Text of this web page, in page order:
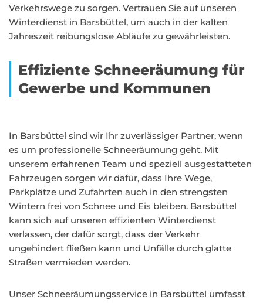
Verkehrswege zu sorgen. Vertrauen Sie auf unseren
Winterdienst in Barsbüttel, um auch in der kalten
Jahreszeit reibungslose Abläufe zu gewährleisten.
Effiziente Schneeräumung für
Gewerbe und Kommunen
In Barsbüttel sind wir Ihr zuverlässiger Partner, wenn
es um professionelle Schneeräumung geht. Mit
unserem erfahrenen Team und speziell ausgestatteten
Fahrzeugen sorgen wir dafür, dass Ihre Wege,
Parkplätze und Zufahrten auch in den strengsten
Wintern frei von Schnee und Eis bleiben. Barsbüttel
kann sich auf unseren effizienten Winterdienst
verlassen, der dafür sorgt, dass der Verkehr
ungehindert fließen kann und Unfälle durch glatte
Straßen vermieden werden.
Unser Schneeräumungsservice in Barsbüttel umfasst